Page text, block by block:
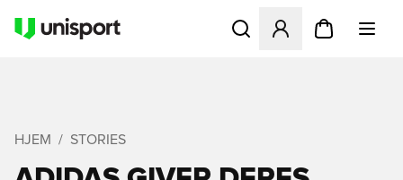
Åbner en Modal til at
HJEM STORIES